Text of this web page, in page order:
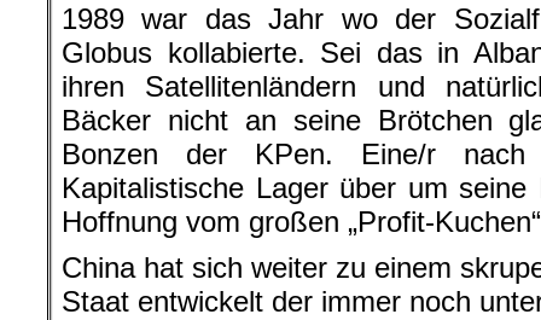
1989 war das Jahr wo der
Globus kollabierte. Sei das in
ihren Satellitenländern und
Bäcker nicht an seine Brötchen
Bonzen der KPen. Eine/r
Kapitalistische Lager über um
Hoffnung vom großen „Profit-
China hat sich weiter zu einem
Staat entwickelt der immer noch